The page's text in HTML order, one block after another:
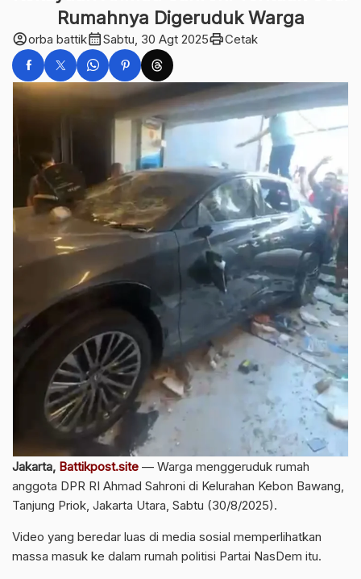
Rumahnya Digeruduk Warga
account_circleorba battikcalendar_monthSabtu, 30 Agt 2025printCetak
Jakarta, Battikpost.site — Warga menggeruduk rumah
anggota DPR RI Ahmad Sahroni di Kelurahan Kebon Bawang,
Tanjung Priok, Jakarta Utara, Sabtu (30/8/2025).
Video yang beredar luas di media sosial memperlihatkan
massa masuk ke dalam rumah politisi Partai NasDem itu.